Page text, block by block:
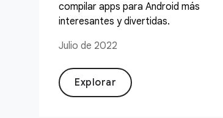
compilar apps para Android más
interesantes y divertidas.
Julio de 2022
Explorar